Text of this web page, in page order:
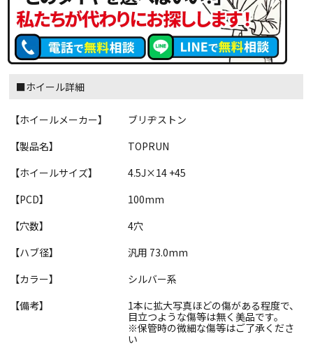
■ホイール詳細
【ホイールメーカー】
ブリヂストン
【製品名】
TOPRUN
【ホイールサイズ】
4.5J×14 +45
【PCD】
100mm
【穴数】
4穴
【ハブ径】
汎用 73.0mm
【カラー】
シルバー系
【備考】
1本に拡大写真ほどの傷がある程度で、
目立つような傷等は無く美品です。
※保管時の微細な傷等はご了承くださ
い